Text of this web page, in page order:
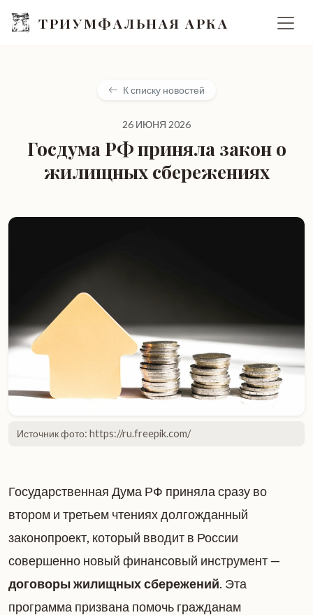
ТРИУМФАЛЬНАЯ АРКА
К списку новостей
26 ИЮНЯ 2026
Госдума РФ приняла закон о
жилищных сбережениях
Источник фото: https://ru.freepik.com/
Государственная Дума РФ приняла сразу во
втором и третьем чтениях долгожданный
законопроект, который вводит в России
совершенно новый финансовый инструмент —
договоры жилищных сбережений. Эта
программа призвана помочь гражданам